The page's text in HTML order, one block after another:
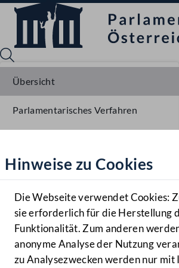
Hilfe
Benutzer
Navigationsmenü öffnen
MENÜ
Hinweise zu Cookies
Die Webseite verwendet Cookies:
sie erforderlich für die Herstellung
Funktionalität. Zum anderen
anonyme Analyse der Nutzung
zu Analysezwecken werden nur mit
Übersicht
Parlamentarisches Verfahren